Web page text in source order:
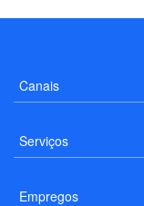
Canais
Serviços
Empregos